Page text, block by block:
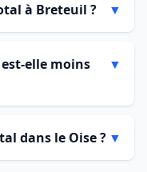
à Breteuil ? ▼
elle moins
▼
dans le Oise ? ▼